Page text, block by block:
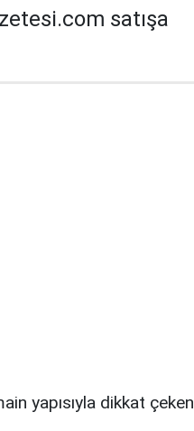
satışa
yapısıyla dikkat çeken